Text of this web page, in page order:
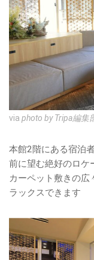
via photo by Tripa編集
本館2階にある宿泊
前に望む絶好のロケ
カーペット敷きの広
ラックスできます